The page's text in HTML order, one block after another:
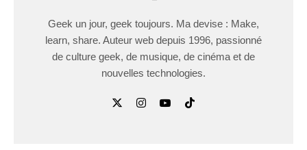
Geek un jour, geek toujours. Ma devise : Make,
learn, share. Auteur web depuis 1996, passionné
de culture geek, de musique, de cinéma et de
nouvelles technologies.